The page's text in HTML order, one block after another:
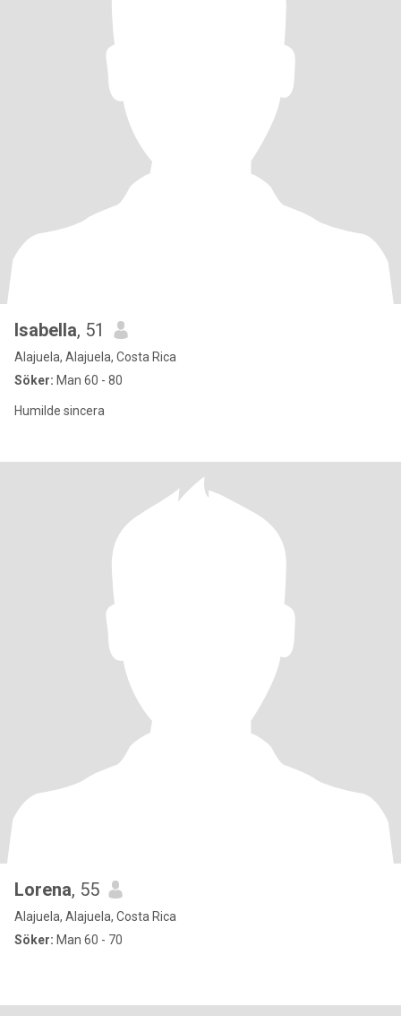
Isabella, 51
Alajuela, Alajuela, Costa Rica
Söker: Man 60 - 80
Humilde sincera
Lorena, 55
Alajuela, Alajuela, Costa Rica
Söker: Man 60 - 70